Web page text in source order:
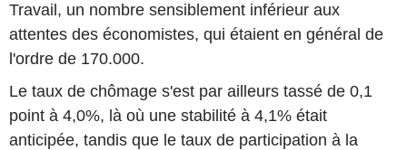
Travail, un nombre sensiblement inférieur aux
attentes des économistes, qui étaient en général de
l'ordre de 170.000.
Le taux de chômage s'est par ailleurs tassé de 0,1
point à 4,0%, là où une stabilité à 4,1% était
anticipée, tandis que le taux de participation à la